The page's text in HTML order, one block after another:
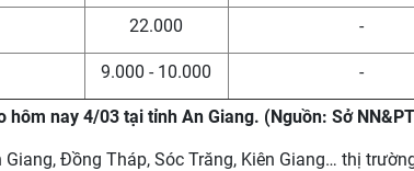
22.000 -
9.000 - 10.000 -
hôm nay 4/03 tại tỉnh An Giang. (Nguồn: Sở
Đồng Tháp, Sóc Trăng, Kiên Giang… thị